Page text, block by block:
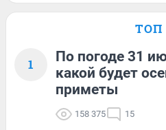
ТОП
1
По погоде 31
какой будет
приметы
158 375 15